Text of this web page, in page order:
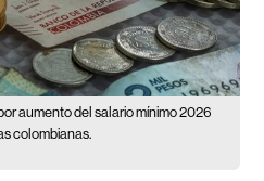
aumento del salario mínimo 2026
colombianas.